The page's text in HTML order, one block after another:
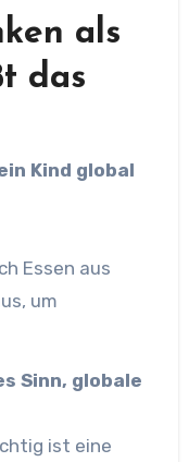
als
das
Kind global
Essen aus
um
Sinn, globale
ist eine